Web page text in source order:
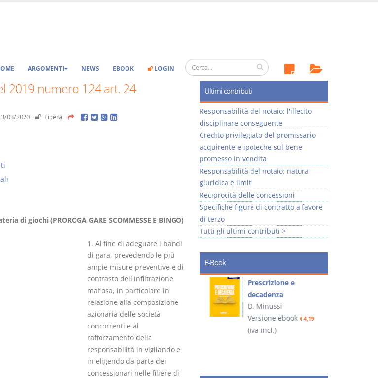
ARGOMENTI NEWS EBOOK LOGIN
2019 numero 124 art. 24
03/2020 Libera
di giochi (PROROGA GARE SCOMMESSE E BINGO)
1. Al fine di adeguare i bandi
di gara, prevedendo le più
ampie misure preventive e di
contrasto dell'infiltrazione
mafiosa, in particolare in
relazione alla composizione
azionaria delle società
concorrenti e al
rafforzamento della
responsabilità in vigilando e
in eligendo da parte dei
concessionari nelle filiere di
Ultimi contributi
Responsabilità del notaio: l'illecito
disciplinare conseguente
Credito privilegiato del promissario
acquirente e ipoteche sul bene
promesso in vendita
Responsabilità del notaio: natura
giuridica e limiti
Reciprocità delle concessioni
Specifiche figure di contratto a favore
di terzo
Tutti gli ultimi contributi >
E-Book
Usufrutto Uso e
Abitazione
D. Minussi
Versione ebook
(iva incl.)
Prescrizione e
decadenza
D. Minussi
Versione ebook € 4,19
(iva incl.)